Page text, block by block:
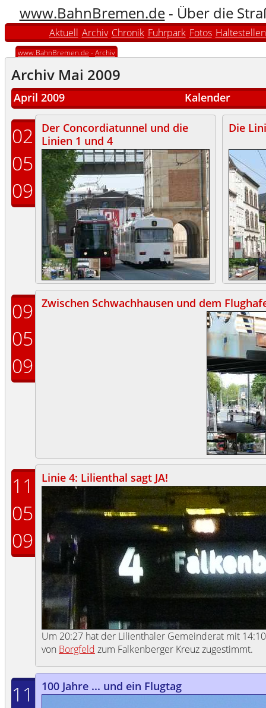
www.BahnBremen.de- Über die
Aktuell Archiv Chronik Fuhrpark Fotos Haltestellen
www.BahnBremen.de -Archiv
Archiv Mai 2009
April 2009 Kalender
02
05
09
Der Concordiatunnel und die
Linien 1 und 4
Die
09
05
09
Zwischen Schwachhausen und dem
11
05
09
Linie 4: Lilienthal sagt JA!
Um 20:27 hat der Lilienthaler Gemeinderat mit
von Borgfeld zum Falkenberger Kreuz zugestimmt.
11
100 Jahre ... und ein Flugtag